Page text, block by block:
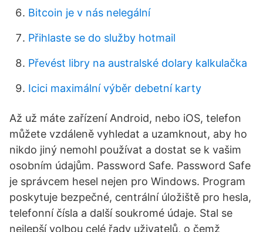
Bitcoin je v nás nelegální
Přihlaste se do služby hotmail
Převést libry na australské dolary kalkulačka
Icici maximální výběr debetní karty
Až už máte zařízení Android, nebo iOS, telefon
můžete vzdáleně vyhledat a uzamknout, aby ho
nikdo jiný nemohl používat a dostat se k vašim
osobním údajům. Password Safe. Password Safe
je správcem hesel nejen pro Windows. Program
poskytuje bezpečné, centrální úložiště pro hesla,
telefonní čísla a další soukromé údaje. Stal se
nejlepší volbou celé řady uživatelů, o čemž